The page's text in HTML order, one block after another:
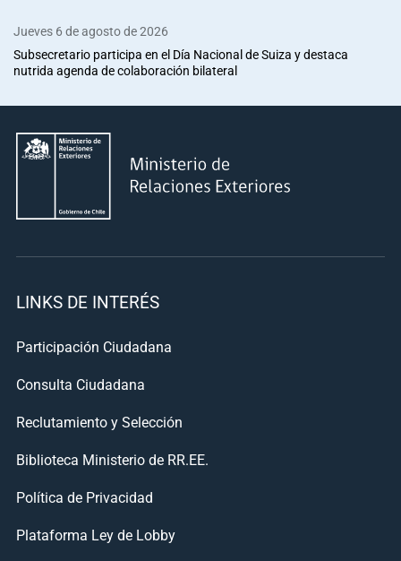
Jueves 6 de agosto de 2026
Subsecretario participa en el Día Nacional de Suiza y destaca
nutrida agenda de colaboración bilateral
LINKS DE INTERÉS
Participación Ciudadana
Consulta Ciudadana
Reclutamiento y Selección
Biblioteca Ministerio de RR.EE.
Política de Privacidad
Plataforma Ley de Lobby